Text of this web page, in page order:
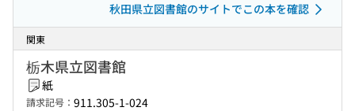
秋田県立図書館のサイトでこの本を確認
関東
栃木県立図書館
紙
請求記号： 911.305-1-024